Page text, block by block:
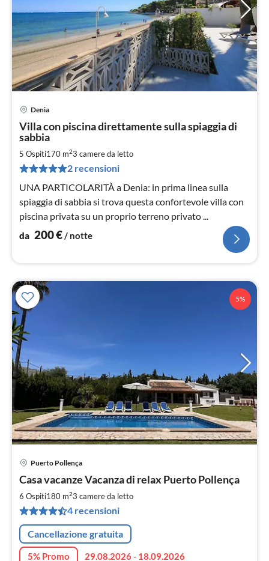
Denia
Villa con piscina direttamente sulla spiaggia di
sabbia
5 Ospiti170 m23 camere da letto
2 recensioni
UNA PARTICOLARITÀ a Denia: in prima linea sulla
spiaggia di sabbia si trova questa confortevole villa con
piscina privata su un proprio terreno privato ...
da 200€/ notte
5%
Puerto Pollença
Casa vacanze Vacanza di relax Puerto Pollença
6 Ospiti180 m23 camere da letto
4 recensioni
Cancellazione gratuita
5% Promo 29.08.2026 - 18.09.2026